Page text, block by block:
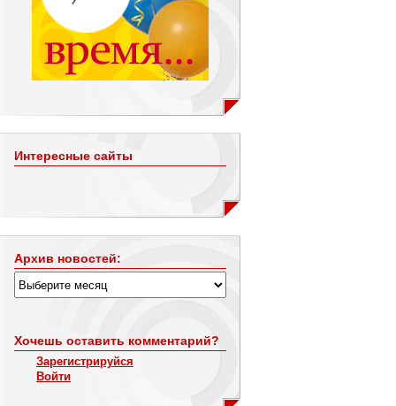
Интересные сайты
Архив новостей:
Хочешь оставить комментарий?
Зарегистрируйся
Войти